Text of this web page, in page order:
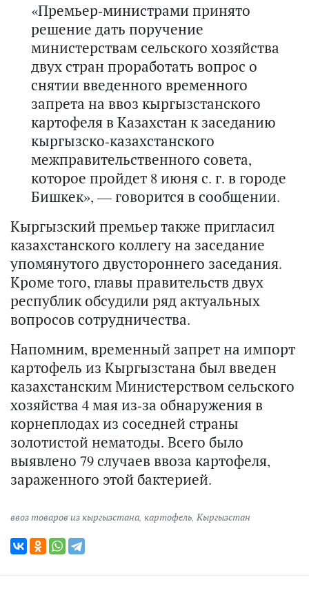
«Премьер-министрами принято
решение дать поручение
министерствам сельского хозяйства
двух стран проработать вопрос о
снятии введенного временного
запрета на ввоз кыргызстанского
картофеля в Казахстан к заседанию
кыргызско-казахстанского
межправительственного совета,
которое пройдет 8 июня с. г. в городе
Бишкек», — говорится в сообщении.
Кыргызский премьер также пригласил
казахстанского коллегу на заседание
упомянутого двустороннего заседания.
Кроме того, главы правительств двух
республик обсудили ряд актуальных
вопросов сотрудничества.
Напомним, временный запрет на импорт
картофель из Кыргызстана был введен
казахстанским Министерством сельского
хозяйства 4 мая из-за обнаружения в
корнеплодах из соседней страны
золотистой нематоды. Всего было
выявлено 79 случаев ввоза картофеля,
зараженного этой бактерией.
ввоз товаров из кыргызстана, картофель, Кыргызстан